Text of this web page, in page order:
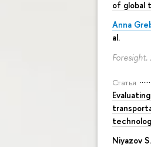
of global
Anna
al.
Foresight.
Статья
Niyazov S.